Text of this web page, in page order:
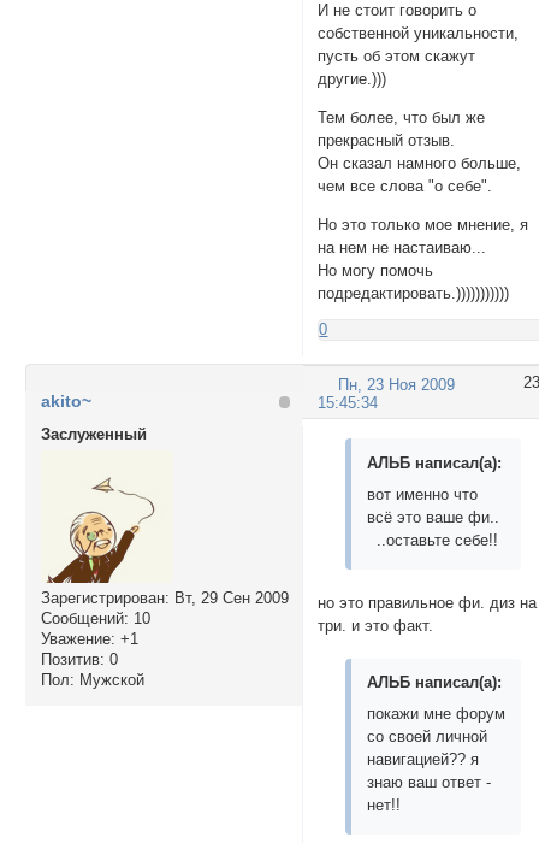
И не стоит говорить о
собственной уникальности,
пусть об этом скажут
другие.)))
Тем более, что был же
прекрасный отзыв.
Он сказал намного больше,
чем все слова "о себе".
Но это только мое мнение, я
на нем не настаиваю...
Но могу помочь
подредактировать.)))))))))))
0
23
Пн, 23 Ноя 2009
15:45:34
akito~
Заслуженный
Зарегистрирован: Вт, 29 Сен 2009
Сообщений: 10
Уважение: +1
Позитив: 0
Пол: Мужской
АЛЬБ написал(а):
вот именно что
всё это ваше фи..
..оставьте себе!!
но это правильное фи. диз на
три. и это факт.
АЛЬБ написал(а):
покажи мне форум
со своей личной
навигацией?? я
знаю ваш ответ -
нет!!